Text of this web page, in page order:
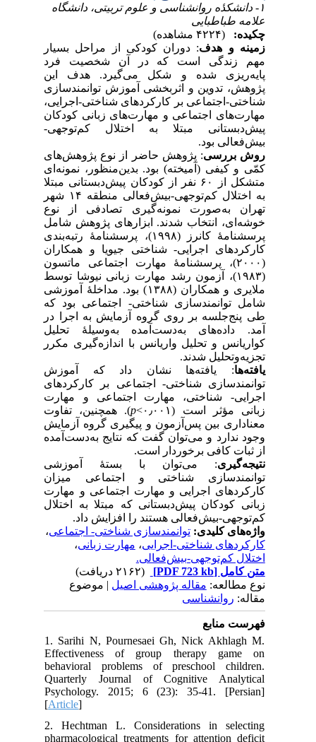
۱- دانشکدٔه روانشناسی و علوم تربیتی، دانشگاه
علامه طباطبایی
چکیده:
زمینه و هدف: دوران کودکی از مراحل بسیار
مهم زندگی است که در آن شخصیت فرد
پایه‌ریزی شده و شکل می‌گیرد. هدف این
پژوهش، تدوین و اثربخشی آموزش توانمندسازی
شناختی-اجتماعی بر کارکردهای شناختی-اجرایی،
مهارت‌های اجتماعی و مهارت‌های زبانی کودکان
پیش‌دبستانی مبتلا به اختلال کم‌توجهی-
بیش‌فعالی بود.
روش بررسی: پژوهش حاضر از نوع پژوهش‌های
کمّی و کیفی (آمیخته) بود. بدین‌منظور، نمونه‌ای
متشکل از ۶۰ نفر از کودکان پیش‌دبستانی مبتلا
به اختلال کم‌توجهی-بیش‌فعالی منطقه ۱۴ شهر
تهران به‌صورت نمونه‌گیری تصادفی از نوع
خوشه‌ای، انتخاب شدند. ابزارهای پژوهش شامل
پرسشنامهٔ کانرز (۱۹۹۸)، پرسشنامهٔ رتبه‌بندی
کارکردهای اجرایی- شناختی جیویا و همکاران
(۲۰۰۰)، پرسشنامهٔ مهارت اجتماعی ماتسون
(۱۹۸۳)، آزمون رشد مهارت زبانی نیوشا توسط
ملایری و همکاران (۱۳۸۸) بود. مداخلهٔ آموزشی
شامل توانمندسازی شناختی- اجتماعی بود که
طی پنج‌جلسه بر روی گروه آزمایش به اجرا در
آمد. داده‌های به‌دست‌آمده به‌وسیلهٔ تحلیل
کواریانس و تحلیل واریانس با اندازه‌گیری مکرر
تجزیه‌و‌تحلیل شدند.
یافته‌ها: یافته‌ها نشان داد که آموزش
توانمندسازی شناختی- اجتماعی بر کارکردهای
اجرایی- شناختی، مهارت اجتماعی و مهارت
زبانی مؤثر است (۰٫۰۰۱>
p). همچنین، تفاوت
معناداری بین پس‌آزمون و پیگیری گروه آزمایش
وجود ندارد و می‌توان گفت که نتایج به‌دست‌آمده
از ثبات کافی برخوردار است.
نتیجه‌گیری: می‌توان با بستهٔ آموزشی
توانمندسازی شناختی و اجتماعی میزان
کارکردهای اجرایی و مهارت اجتماعی و مهارت
زبانی کودکان پیش‌دبستانی که مبتلا به اختلال
کم‌توجهی-بیش‌فعالی هستند را افزایش داد.
واژه‌های کلیدی:توانمندسازی شناختی- اجتماعی،
کارکردهای شناختی-اجرایی،مهارت زبانی،
اختلال کم‌توجهی-بیش‌فعالی.
متن کامل[PDF 723 kb]
نوع مطالعه:مقاله پژوهشی اصیل| موضوع
مقاله:روانشناسی
فهرست منابع
1. Sarihi N, Pournesaei Gh, Nick Akhlagh M.
Effectiveness of group therapy game on
behavioral problems of preschool children.
Quarterly Journal of Cognitive Analytical
Psychology. 2015; 6 (23): 35-41. [Persian]
[Article
2. Hechtman L. Considerations in selecting
pharmacological treatments for attention deficit